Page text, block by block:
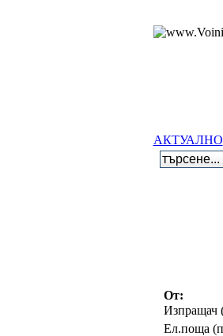
АКТУАЛНО
От:
Изпращач
Ел.поща